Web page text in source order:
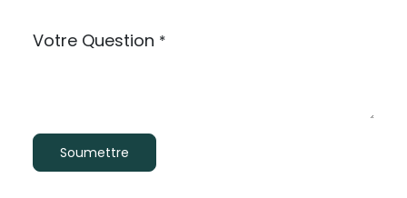
Votre Question *
Soumettre